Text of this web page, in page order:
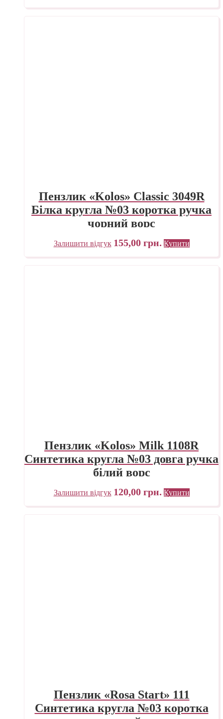
Пензлик «Kolos» Classic 3049R
Білка кругла №03 коротка ручка
чорний ворс
Залишити відгук 155,00 грн. Купити
Пензлик «Kolos» Milk 1108R
Синтетика кругла №03 довга ручка
білий ворс
Залишити відгук 120,00 грн. Купити
Пензлик «Rosa Start» 111
Синтетика кругла №03 коротка